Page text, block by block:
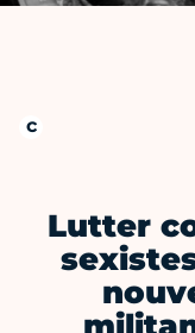
Lutter